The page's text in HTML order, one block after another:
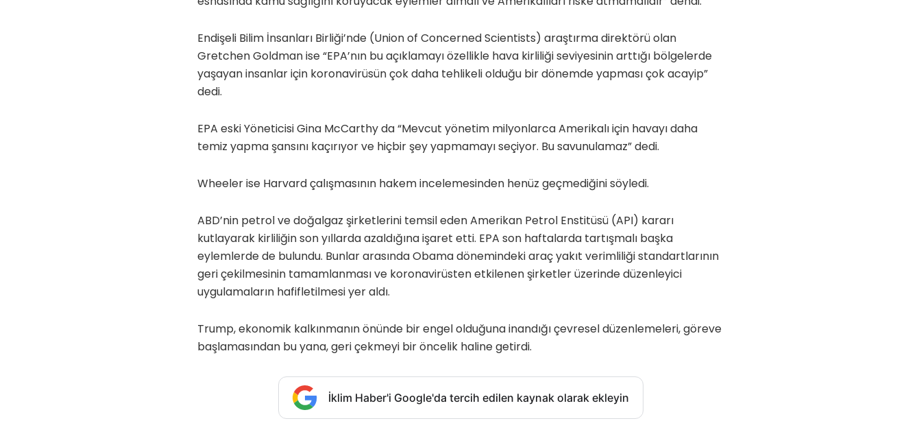
Endişeli Bilim İnsanları Birliği’nde (Union of Concerned Scientists) araştırma direktörü olan
Gretchen Goldman ise “EPA’nın bu açıklamayı özellikle hava kirliliği seviyesinin arttığı bölgelerde
yaşayan insanlar için koronavirüsün çok daha tehlikeli olduğu bir dönemde yapması çok acayip”
dedi.
EPA eski Yöneticisi Gina McCarthy da “Mevcut yönetim milyonlarca Amerikalı için havayı daha
temiz yapma şansını kaçırıyor ve hiçbir şey yapmamayı seçiyor. Bu savunulamaz” dedi.
Wheeler ise Harvard çalışmasının hakem incelemesinden henüz geçmediğini söyledi.
ABD’nin petrol ve doğalgaz şirketlerini temsil eden Amerikan Petrol Enstitüsü (API) kararı
kutlayarak kirliliğin son yıllarda azaldığına işaret etti. EPA son haftalarda tartışmalı başka
eylemlerde de bulundu. Bunlar arasında Obama dönemindeki araç yakıt verimliliği standartlarının
geri çekilmesinin tamamlanması ve koronavirüsten etkilenen şirketler üzerinde düzenleyici
uygulamaların hafifletilmesi yer aldı.
Trump, ekonomik kalkınmanın önünde bir engel olduğuna inandığı çevresel düzenlemeleri, göreve
başlamasından bu yana, geri çekmeyi bir öncelik haline getirdi.
İklim Haber'i Google'da tercih edilen kaynak olarak ekleyin